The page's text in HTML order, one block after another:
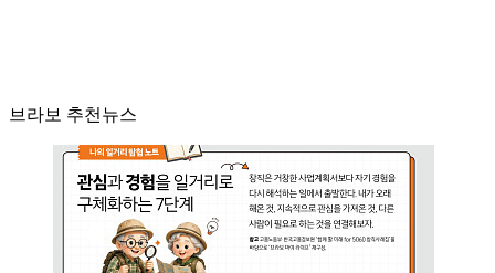
브라보 추천뉴스